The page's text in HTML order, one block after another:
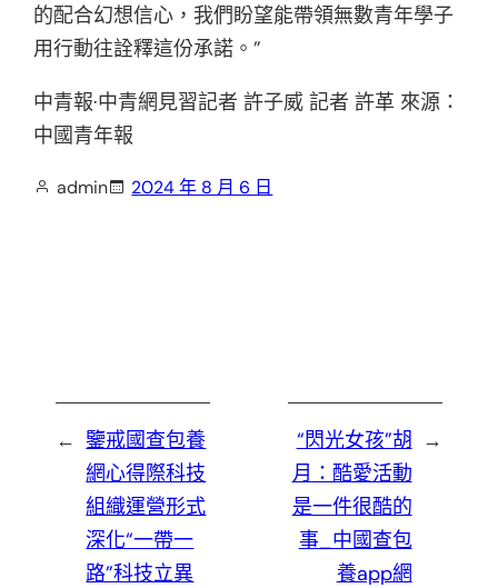
的配合幻想信心，我們盼望能帶領無數青年學子
用行動往詮釋這份承諾。”
中青報·中青網見習記者 許子威 記者 許革 來源：
中國青年報
admin 2024 年 8 月 6 日
← 鑒戒國查包養
網心得際科技
組織運營形式
深化“一帶一
路”科技立異
→
“閃光女孩”胡
月：酷愛活動
是一件很酷的
事_中國查包
養app網